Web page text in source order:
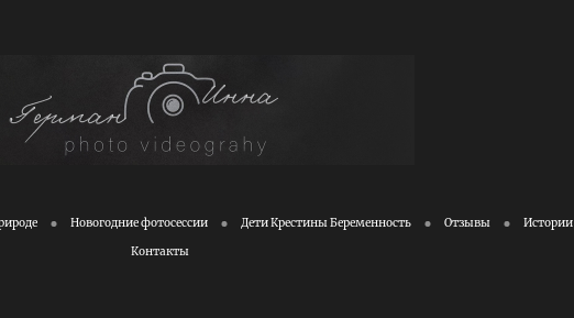
Новогодние фотосессии Дети Крестины Беременность Отзывы Истории
Контакты